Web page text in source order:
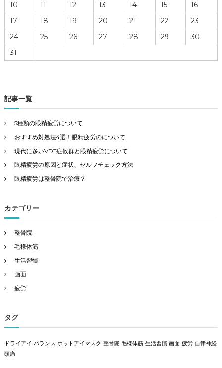
10
11 12 13 14 15
16
17
18 19 20 21 22
23
24
25 26 27 28 29
30
31
記事一覧
5種類の眼精疲労について
おすすめ対処法4選！眼精疲労のについて
現代に多いVDT症候群と眼精疲労について
眼精疲労の原因と症状、セルフチェック方法
眼精疲労は整骨院で治療？
カテゴリー
整骨院
毛様体筋
生活習慣
画面
疲労
タグ
ドライアイ バランス ホットアイマスク 整骨院 毛様体筋 生活習慣 画面 疲労 自律神経
頭痛